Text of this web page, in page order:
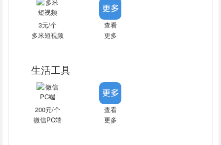
3元/个
多米短视频
查看
更多
生活工具
200元/个
微信PC端
查看
更多